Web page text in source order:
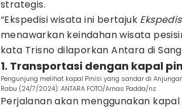
strategis.
“Ekspedisi wisata ini bertajuk
menawarkan keindahan wisata
kata Trisno dilaporkan Antara di
1. Transportasi dengan kapal
Pengunjung melihat kapal Pinisi yang sandar di
Rabu (24/7/2024). ANTARA FOTO/Arnas Padda/nz
Perjalanan akan menggunakan